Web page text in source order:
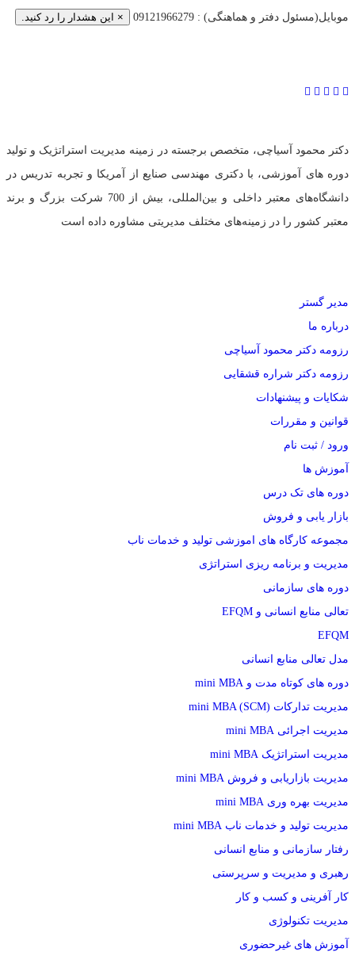
موبایل(مسئول دفتر و هماهنگی) : 09121966279
× این هشدار را رد کنید.
دکتر محمود آسیاچی، متخصص برجسته در زمینه مدیریت استراتژیک و تولید
دوره های آموزشی، با دکتری مهندسی صنایع از آمریکا و تجربه تدریس در
دانشگاه‌های معتبر داخلی و بین‌المللی، بیش از 700 شرکت بزرگ و برند
معتبر کشور را در زمینه‌های مختلف مدیریتی مشاوره داده است
مدیر گستر
درباره ما
رزومه دکتر محمود آسیاچی
رزومه دکتر شراره قشقایی
شکایات و پیشنهادات
قوانین و مقررات
ورود / ثبت نام
آموزش ها
دوره های تک درس
بازار یابی و فروش
مجموعه کارگاه های اموزشی تولید و خدمات ناب
مدیریت و برنامه ریزی استراتژی
دوره های سازمانی
تعالی منابع انسانی و EFQM
EFQM
مدل تعالی منابع انسانی
دوره های کوتاه مدت و mini MBA
مدیریت تدارکات (mini MBA (SCM
مدیریت اجرائی mini MBA
مدیریت استراتژیک mini MBA
مدیریت بازاریابی و فروش mini MBA
مدیریت بهره وری mini MBA
مدیریت تولید و خدمات ناب mini MBA
رفتار سازمانی و منابع انسانی
رهبری و مدیریت و سرپرستی
کار آفرینی و کسب و کار
مدیریت تکنولوژی
آموزش های غیرحضوری